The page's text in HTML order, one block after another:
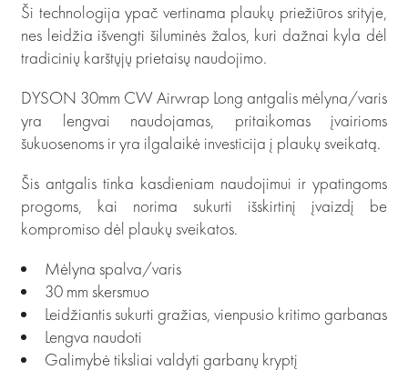
Ši technologija ypač vertinama plaukų priežiūros srityje,
nes leidžia išvengti šiluminės žalos, kuri dažnai kyla dėl
tradicinių karštųjų prietaisų naudojimo.
DYSON 30mm CW Airwrap Long antgalis mėlyna/varis
yra lengvai naudojamas, pritaikomas įvairioms
šukuosenoms ir yra ilgalaikė investicija į plaukų sveikatą.
Šis antgalis tinka kasdieniam naudojimui ir ypatingoms
progoms, kai norima sukurti išskirtinį įvaizdį be
kompromiso dėl plaukų sveikatos.
Mėlyna spalva/varis
30 mm skersmuo
Leidžiantis sukurti gražias, vienpusio kritimo garbanas
Lengva naudoti
Galimybė tiksliai valdyti garbanų kryptį